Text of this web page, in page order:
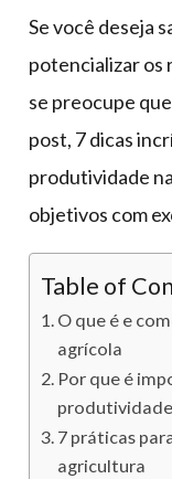
Se você deseja
potencializar os
se preocupe
post, 7 dicas
produtividade
objetivos com
Table of
O que é e
agrícola
Por que é
produtividade
7 práticas
agricultura